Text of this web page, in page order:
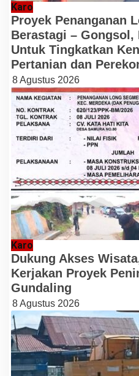
Karo
Proyek Penanganan
Berastagi –
Untuk Tingkatkan
Pertanian dan
8 Agustus 2026
Karo
Dukung Akses
Kerjakan Proyek
Gundaling
8 Agustus 2026